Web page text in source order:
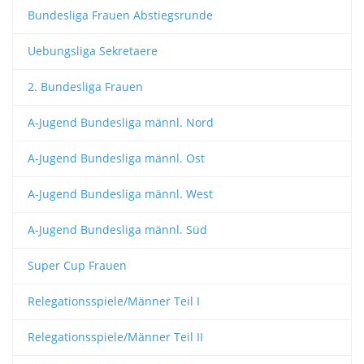
Bundesliga Frauen Abstiegsrunde
Uebungsliga Sekretaere
2. Bundesliga Frauen
A-Jugend Bundesliga männl. Nord
A-Jugend Bundesliga männl. Ost
A-Jugend Bundesliga männl. West
A-Jugend Bundesliga männl. Süd
Super Cup Frauen
Relegationsspiele/Männer Teil I
Relegationsspiele/Männer Teil II